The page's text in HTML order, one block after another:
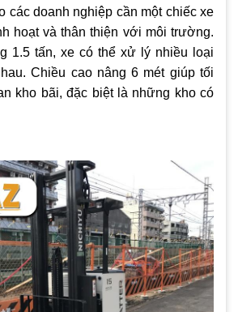
các doanh nghiệp cần một chiếc xe
hoạt và thân thiện với môi trường.
1.5 tấn, xe có thể xử lý nhiều loại
Chiều cao nâng 6 mét giúp tối
kho bãi, đặc biệt là những kho có